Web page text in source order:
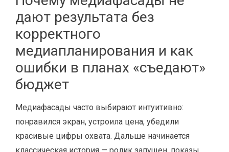
дают результата без
корректного
медиапланирования и как
ошибки в планах «съедают»
бюджет
Медиафасады часто выбирают интуитивно:
понравился экран, устроила цена, убедили
красивые цифры охвата. Дальше начинается